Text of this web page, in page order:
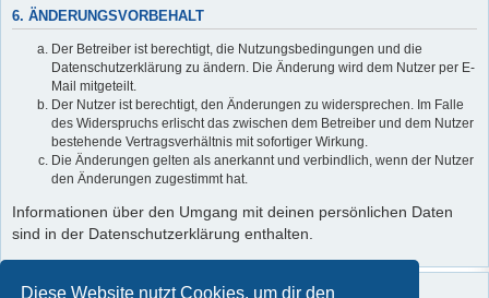
Diese Website nutzt Cookies, um dir den
6. ÄNDERUNGSVORBEHALT
Der Betreiber ist berechtigt, die Nutzungsbedingungen und die
Datenschutzerklärung zu ändern. Die Änderung wird dem Nutzer per E-
Mail mitgeteilt.
Der Nutzer ist berechtigt, den Änderungen zu widersprechen. Im Falle
des Widerspruchs erlischt das zwischen dem Betreiber und dem Nutzer
bestehende Vertragsverhältnis mit sofortiger Wirkung.
Die Änderungen gelten als anerkannt und verbindlich, wenn der Nutzer
den Änderungen zugestimmt hat.
Informationen über den Umgang mit deinen persönlichen Daten
sind in der Datenschutzerklärung enthalten.